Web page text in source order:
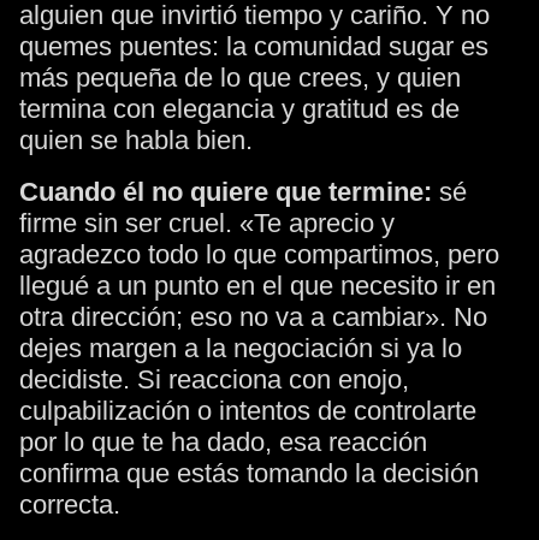
alguien que invirtió tiempo y cariño. Y no
quemes puentes: la comunidad sugar es
más pequeña de lo que crees, y quien
termina con elegancia y gratitud es de
quien se habla bien.
Cuando él no quiere que termine: sé
firme sin ser cruel. «Te aprecio y
agradezco todo lo que compartimos, pero
llegué a un punto en el que necesito ir en
otra dirección; eso no va a cambiar». No
dejes margen a la negociación si ya lo
decidiste. Si reacciona con enojo,
culpabilización o intentos de controlarte
por lo que te ha dado, esa reacción
confirma que estás tomando la decisión
correcta.